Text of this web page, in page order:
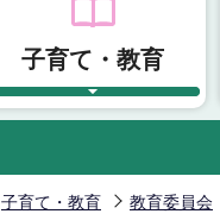
子育て・教育
子育て・教育 教育委員会